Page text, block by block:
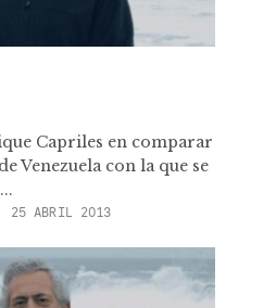
Capriles en comparar
Venezuela con la que se
25 ABRIL 2013